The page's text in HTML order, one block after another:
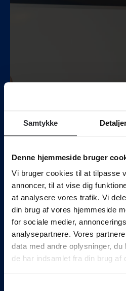
Samtykke
Denne hjemmeside bruger
Vi bruger cookies til at tilpasse
annoncer, til at vise dig
at analysere vores trafik. Vi
din brug af vores hjemmeside
for sociale medier,
analysepartnere. Vores
data med andre oplysninger,
de har indsamlet fra din brug af